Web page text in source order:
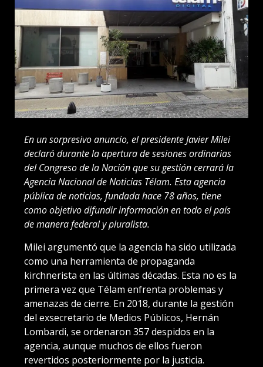
En un sorpresivo anuncio, el presidente Javier Milei
declaró durante la apertura de sesiones ordinarias
del Congreso de la Nación que su gestión cerrará la
Agencia Nacional de Noticias Télam. Esta agencia
pública de noticias, fundada hace 78 años, tiene
como objetivo difundir información en todo el país
de manera federal y pluralista.
Milei argumentó que la agencia ha sido utilizada
como una herramienta de propaganda
kirchnerista en las últimas décadas. Esta no es la
primera vez que Télam enfrenta problemas y
amenazas de cierre. En 2018, durante la gestión
del exsecretario de Medios Públicos, Hernán
Lombardi, se ordenaron 357 despidos en la
agencia, aunque muchos de ellos fueron
revertidos posteriormente por la justicia.